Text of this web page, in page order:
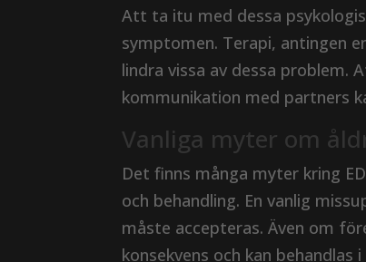
Att ta itu med dessa
symptomen. Terapi, antingen
lindra vissa av dessa problem.
kommunikation med partners
Vanliga myter om
Det finns många myter kring
och behandling. En vanlig
måste accepteras. Även om
konsekvens och kan behandlas